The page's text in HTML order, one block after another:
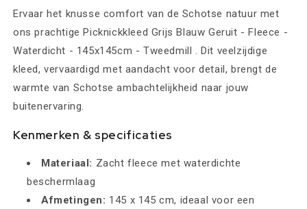
Ervaar het knusse comfort van de Schotse natuur met
ons prachtige Picknickkleed Grijs Blauw Geruit - Fleece -
Waterdicht - 145x145cm - Tweedmill . Dit veelzijdige
kleed, vervaardigd met aandacht voor detail, brengt de
warmte van Schotse ambachtelijkheid naar jouw
buitenervaring.
Kenmerken & specificaties
Materiaal: Zacht fleece met waterdichte
beschermlaag
Afmetingen: 145 x 145 cm, ideaal voor een